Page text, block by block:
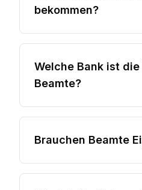
bekommen?
Welche Bank ist
Beamte?
Brauchen Beamte